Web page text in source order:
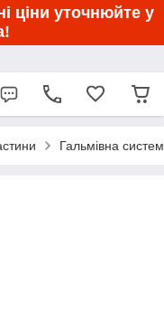
ціни уточнюйте у
Гальмівна